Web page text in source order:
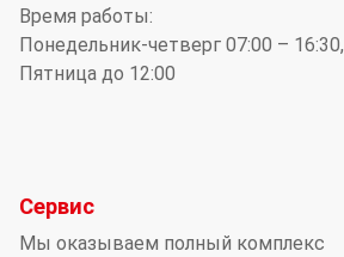
Время работы:
Понедельник-четверг 07:00 – 16:30,
Пятница до 12:00
Сервис
Мы оказываем полный комплекс